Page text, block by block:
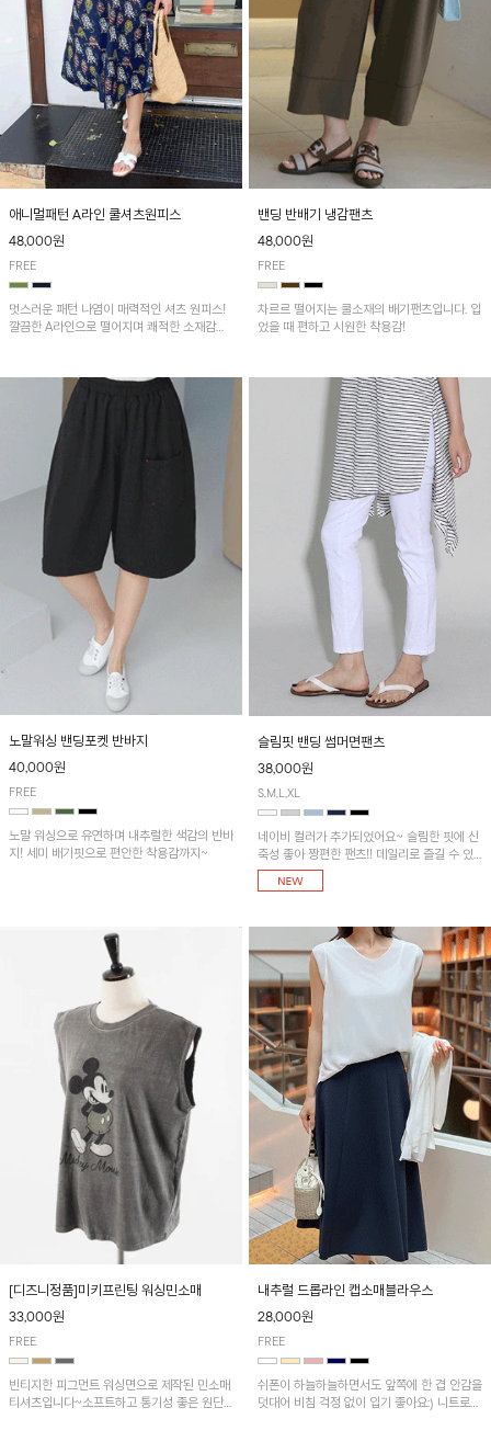
애니멀패턴 A라인 쿨셔츠원피스
48,000원
FREE
멋스러운 패턴 나염이 매력적인 셔츠 원피스!
깔끔한 A라인으로 떨어지며 쾌적한 소재감으
밴딩 반배기 냉감팬츠
48,000원
FREE
차르르 떨어지는 쿨소재의 배기팬츠입니다. 입
었을 때 편하고 시원한 착용감!
노말워싱 밴딩포켓 반바지
40,000원
FREE
노말 워싱으로 유연하며 내추럴한 색감의 반바
지! 세미 배기핏으로 편안한 착용감까지~
슬림핏 밴딩 썸머면팬츠
38,000원
S,M,L,XL
네이비 컬러가 추가되었어요~ 슬림한 핏에 신
축성 좋아 짱편한 팬츠!! 데일리로 즐길 수 있
는 기본 컬러들로 준비했어요~
[디즈니정품]미키프린팅 워싱민소매
33,000원
FREE
빈티지한 피그먼트 워싱면으로 제작된 민소매
티셔츠입니다~소프트하고 통기성 좋은 원단
내추럴 드롭라인 캡소매블라우스
28,000원
FREE
쉬폰이 하늘하늘하면서도 앞쪽에 한 겹 안감을
덧대어 비침 걱정 없이 입기 좋아요:) 니트로